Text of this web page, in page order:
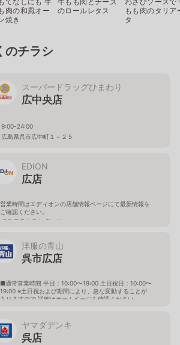
肉の和風オー
焼き
のロールレタス
もも肉のタリア
タ
のチラシ
スーパードラッグひまわり
広中央店
9:00-24:00
広島県呉市広中町１－２５
EDION
広店
営業時間はエディオンの店舗情報ページにて最新情報を
ご確認ください。
広島県呉市広中町1-18
洋服の青山
呉市広店
■通常営業時間 平日：10:00〜19:00 土日祝日：10:00〜
19:00 ※土日祝および期間により、急な変動することが
ありますので 詳細はホームページを確認ください
ヤマダデンキ
呉店